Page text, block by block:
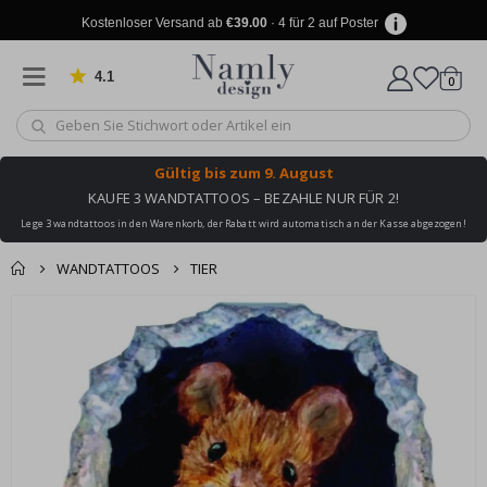
Kostenloser Versand ab €39.00· 4 für 2 auf Poster
4.1 von 1029 Bewertungen
Wagen
0
Gültig bis zum 9. August
KAUFE 3 WANDTATTOOS – BEZAHLE NUR FÜR 2!
Lege 3 wandtattoos in den Warenkorb, der Rabatt wird automatisch an der Kasse abgezogen!
WANDTATTOOS TIER
Warenkorb
hinzugefügt ✔️
Kostenloser Versand
erreicht!